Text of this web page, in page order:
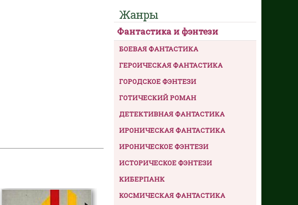
Жанры
Фантастика и фэнтези
БОЕВАЯ ФАНТАСТИКА
ГЕРОИЧЕСКАЯ ФАНТАСТИКА
ГОРОДСКОЕ ФЭНТЕЗИ
ГОТИЧЕСКИЙ РОМАН
ДЕТЕКТИВНАЯ ФАНТАСТИКА
ИРОНИЧЕСКАЯ ФАНТАСТИКА
ИРОНИЧЕСКОЕ ФЭНТЕЗИ
ИСТОРИЧЕСКОЕ ФЭНТЕЗИ
КИБЕРПАНК
КОСМИЧЕСКАЯ ФАНТАСТИКА